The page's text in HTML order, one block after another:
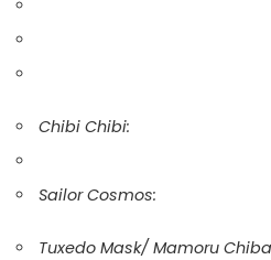
Chibi
Sailor
Tuxedo Mask/ Mamoru